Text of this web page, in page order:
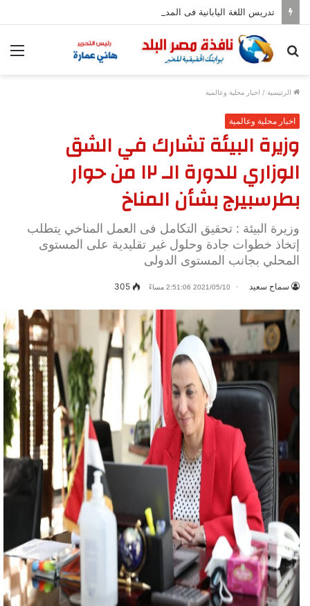
تدريس اللغة اليابانية فى المدارس بدءا من العام المقبل
بحث
الرئيسية / اخبار محلية وعالمية
اخبار محلية وعالمية
وزيرة البيئة تشارك في الشق
الوزاري للدورة الـ ١٢ من حوار
بطرسبيرج بشأن المناخ
وزيرة البيئة : تحقيق التكامل فى العمل المناخي يتطلب
إتخاذ خطوات جادة وحلول غير تقليدية على المستوى
المحلي بجانب المستوى الدولى
سماح سعيد 2021/05/10 2:51:06 مساءً 305